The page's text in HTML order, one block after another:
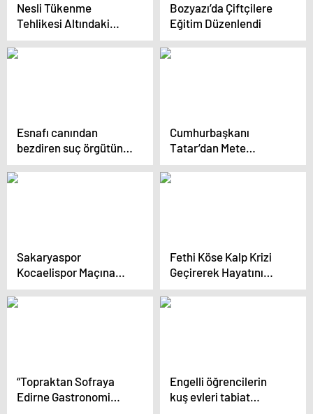
Nesli Tükenme
Tehlikesi Altındaki
Çizgili Sırtlan, Araç
Çarpması Sonucu
Bozyazı’da Çiftçilere
Eğitim Düzenlendi
Esnafı canından
bezdiren suç örgütüne
yönelik operasyonda
65 kişi tutuklandı
Cumhurbaşkanı
Tatar’dan Mete
Adanır’a vefa
Sakaryaspor
Kocaelispor Maçına
Hazırlanıyor
Fethi Köse Kalp Krizi
Geçirerek Hayatını
Kaybetti
“Topraktan Sofraya
Edirne Gastronomi
Engelli öğrencilerin
kuş evleri tabiat